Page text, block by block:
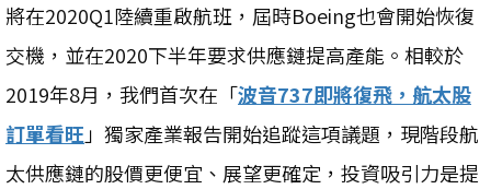
將在2020Q1陸續重啟航班，屆時Boeing也會開始恢復
交機，並在2020下半年要求供應鏈提高產能。相較於
2019年8月，我們首次在「波音737即將復飛，航太股
訂單看旺 」獨家產業報告開始追蹤這項議題，現階段航
太供應鏈的股價更便宜、展望更確定，投資吸引力是提